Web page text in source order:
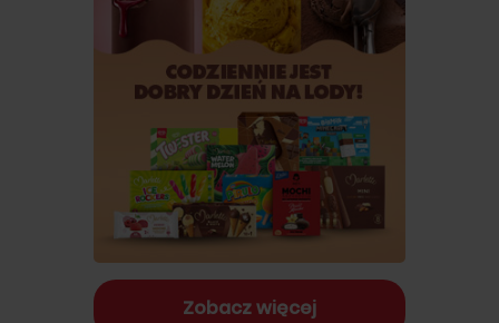
Zobacz więcej